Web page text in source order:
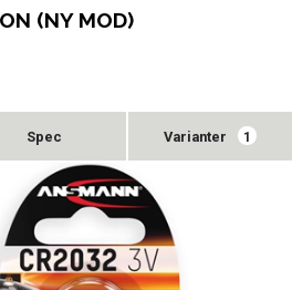
(NY MOD)
Varianter 1